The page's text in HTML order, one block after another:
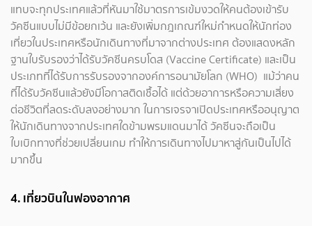
แทบจะทุกประเทศแล้วที่หันมาใช้มาตรการเข้มงวดให้คนต้องเข้ารับ
วัคซีนแบบไม่มีข้อยกเว้น และยังเพิ่มกฎเกณฑ์ใหม่กำหนดให้นักท่อง
เที่ยวในประเทศหรือนักเดินทางที่มาจากต่างประเทศ ต้องแสดงหลัก
ฐานใบรับรองว่าได้รับวัคซีนครบโดส (Vaccine Certificate) และเป็น
ประเภทที่ได้รับการรับรองจากองค์การอนามัยโลก (WHO) แม้ว่าคน
ที่ได้รับวัคซีนแล้วยังมีโอกาสติดเชื้อได้ แต่ด้วยอาการหรือความเสี่ยง
ต่อชีวิตที่ลดระดับลงอย่างมาก ในการเจรจาเปิดประเทศหรืออนุญาต
ให้นักเดินทางจากประเทศใดข้ามพรมแดนมาได้ วัคซีนจะถือเป็น
ใบเบิกทางที่ช่วยเปลี่ยนเกม ทำให้การเดินทางไปมาหาสู่กันเป็นไปได้
มากขึ้น
4. เที่ยวบินในฟองอากาศ